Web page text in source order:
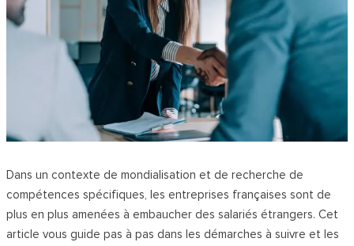
Dans un contexte de mondialisation et de recherche de
compétences spécifiques, les entreprises françaises sont de
plus en plus amenées à embaucher des salariés étrangers. Cet
article vous guide pas à pas dans les démarches à suivre et les